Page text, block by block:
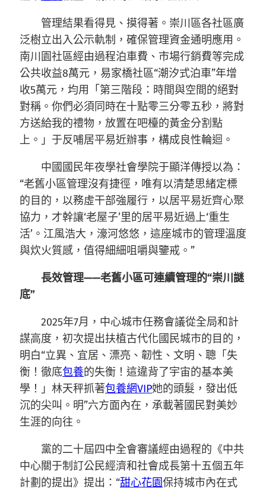
管理結果看得見、摸得著。崇川區各社區廣
泛樹立出入公示軌制，確保管理資金通明應用。
南川園社區經由過程泊車費、市場行銷費等完成
公共收益8萬元，易家橋社區“潮汐式泊車”年增
收5萬元，均用「第三階段：時間與空間的絕對
對稱。你們必須同時在十點零三分零五秒，將對
方送給我的禮物，放置在吧檯的黃金分割點
上。」于反哺居平易近辦事，構成良性輪迴。
中國國民年夜學社會學院于顯洋傳授以為：
“老舊小區管理沒有捷徑，唯有以清楚思緒定標
的目的，以務虛干部強履行，以居平易近齊心聚
協力，才幹讓‘老屋子’里的居平易近過上‘重生
活’。江風浩大，濠河悠悠，這座城市的管理溫度
與炊火質感，值得細細咀嚼與鑒戒。”
長效管理——老舊小區可連續管理的“崇川謎
底”
2025年7月，中心城市任務會議從全局和計
謀高度，初次提出扶植古代化國民城市的目的，
明白“立異、宜居、漂亮、韌性、文明、聰「失
衡！徹底包養的失衡！這違背了宇宙的基本美
學！」林天秤抓著包養網VIP她的頭髮，發出低
沉的尖叫。明”六方面內在，承載著國民對美妙
生涯的向往。
黨的二十屆四中全會審議經由過程的《中共
中心關于制訂公民經濟和社會成長第十五個五年
計劃的提出》提出：“甜心花園保持城市內在式